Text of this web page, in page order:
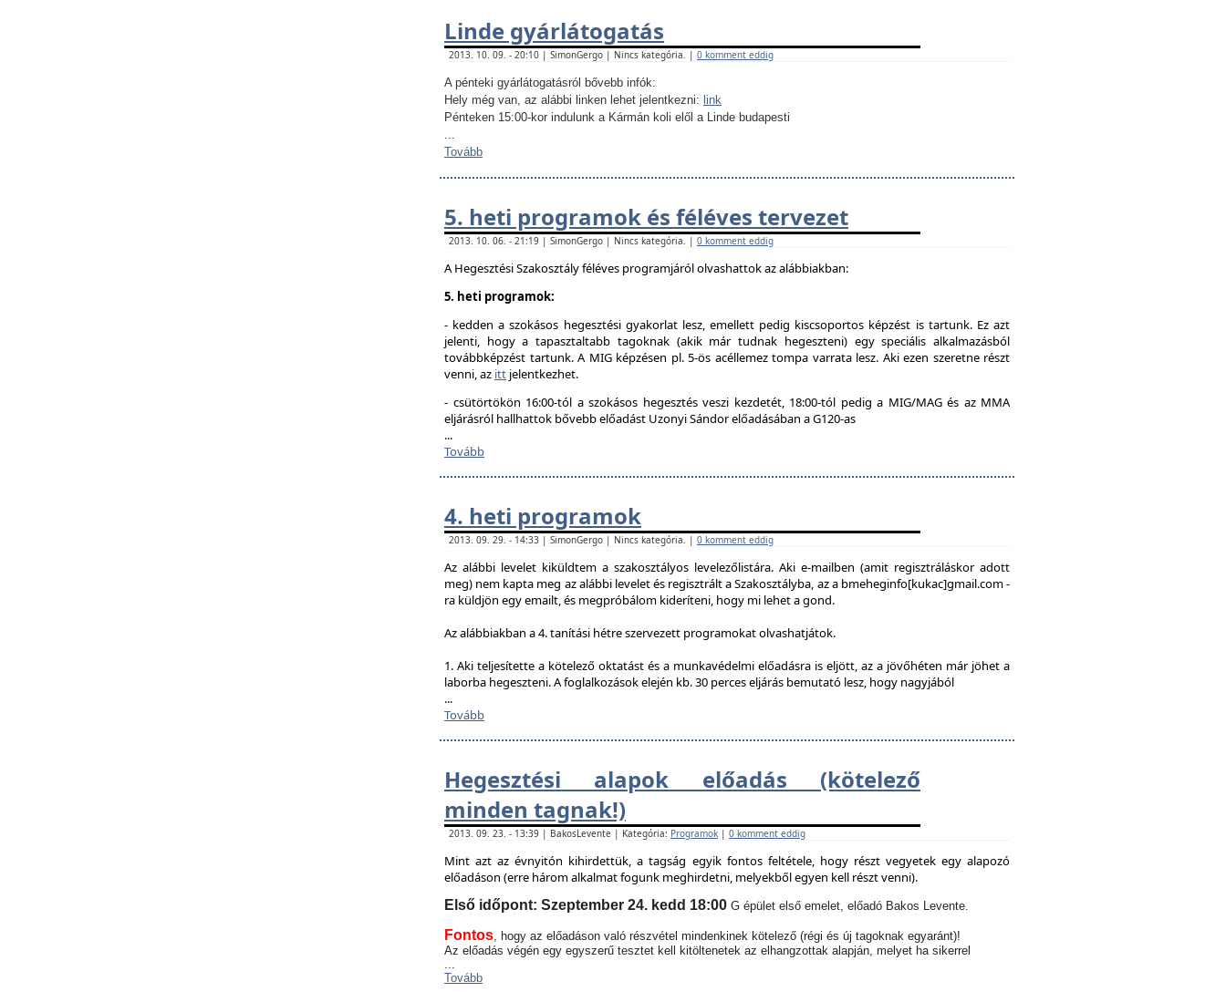
Linde gyárlátogatás
2013. 10. 09. - 20:10 | SimonGergo | Nincs kategória. | 0 komment eddig
A pénteki gyárlátogatásról bővebb infók:
Hely még van, az alábbi linken lehet jelentkezni: link
Pénteken 15:00-kor indulunk a Kármán koli elől a Linde budapesti
...
Tovább
5. heti programok és féléves tervezet
2013. 10. 06. - 21:19 | SimonGergo | Nincs kategória. | 0 komment eddig
A Hegesztési Szakosztály féléves programjáról olvashattok az alábbiakban:
5. heti programok:
- kedden a szokásos hegesztési gyakorlat lesz, emellett pedig kiscsoportos képzést is tartunk. Ez azt
jelenti, hogy a tapasztaltabb tagoknak (akik már tudnak hegeszteni) egy speciális alkalmazásból
továbbképzést tartunk. A MIG képzésen pl. 5-ös acéllemez tompa varrata lesz. Aki ezen szeretne részt
venni, az itt jelentkezhet.
- csütörtökön 16:00-tól a szokásos hegesztés veszi kezdetét, 18:00-tól pedig a MIG/MAG és az MMA
eljárásról hallhattok bővebb előadást Uzonyi Sándor előadásában a G120-as
...
Tovább
4. heti programok
2013. 09. 29. - 14:33 | SimonGergo | Nincs kategória. | 0 komment eddig
Az alábbi levelet kiküldtem a szakosztályos levelezőlistára. Aki e-mailben (amit regisztráláskor adott
meg) nem kapta meg az alábbi levelet és regisztrált a Szakosztályba, az a bmeheginfo[kukac]gmail.com -
ra küldjön egy emailt, és megpróbálom kideríteni, hogy mi lehet a gond.
Az alábbiakban a 4. tanítási hétre szervezett programokat olvashatjátok.
1. Aki teljesítette a kötelező oktatást és a munkavédelmi előadásra is eljött, az a jövőhéten már jöhet a
laborba hegeszteni. A foglalkozások elején kb. 30 perces eljárás bemutató lesz, hogy nagyjából
...
Tovább
Hegesztési alapok előadás (kötelező
minden tagnak!)
2013. 09. 23. - 13:39 | BakosLevente | Kategória: Programok | 0 komment eddig
Mint azt az évnyitón kihirdettük, a tagság egyik fontos feltétele, hogy részt vegyetek egy alapozó
előadáson (erre három alkalmat fogunk meghirdetni, melyekből egyen kell részt venni).
Első időpont: Szeptember 24. kedd 18:00 G épület első emelet, előadó Bakos Levente.
Fontos, hogy az előadáson való részvétel mindenkinek kötelező (régi és új tagoknak egyaránt)!
Az előadás végén egy egyszerű tesztet kell kitöltenetek az elhangzottak alapján, melyet ha sikerrel
...
Tovább